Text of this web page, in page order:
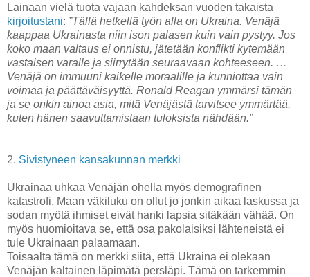
Lainaan vielä tuota vajaan kahdeksan vuoden takaista
kirjoitustani: ”Tällä hetkellä työn alla on Ukraina. Venäjä
kaappaa Ukrainasta niin ison palasen kuin vain pystyy. Jos
koko maan valtaus ei onnistu, jätetään konflikti kytemään
vastaisen varalle ja siirrytään seuraavaan kohteeseen. …
Venäjä on immuuni kaikelle moraalille ja kunniottaa vain
voimaa ja päättäväisyyttä. Ronald Reagan ymmärsi tämän
ja se onkin ainoa asia, mitä Venäjästä tarvitsee ymmärtää,
kuten hänen saavuttamistaan tuloksista nähdään.”
2. Sivistyneen kansakunnan merkki
Ukrainaa uhkaa Venäjän ohella myös demografinen
katastrofi. Maan väkiluku on ollut jo jonkin aikaa laskussa ja
sodan myötä ihmiset eivät hanki lapsia sitäkään vähää. On
myös huomioitava se, että osa pakolaisiksi lähteneistä ei
tule Ukrainaan palaamaan.
Toisaalta tämä on merkki siitä, että Ukraina ei olekaan
Venäjän kaltainen läpimätä persläpi. Tämä on tarkemmin